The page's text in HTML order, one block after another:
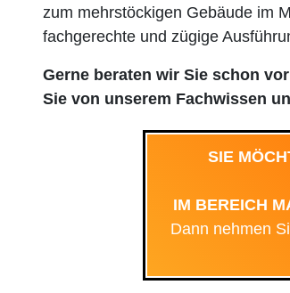
zum mehrstöckigen Gebäude im
fachgerechte und zügige
Gerne beraten wir Sie schon
Sie von unserem Fachwissen
SIE
IM BEREICH
Dann nehmen